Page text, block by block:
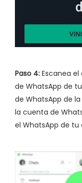
Paso 4: Escanea
de WhatsApp de
de WhatsApp de
la cuenta de
el WhatsApp de tu